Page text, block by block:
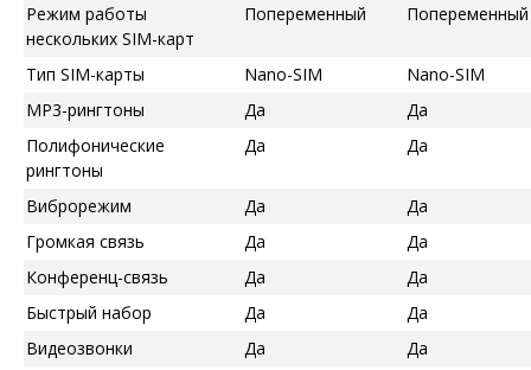
Режим работы
нескольких SIM-карт
Попеременный Попеременный
Тип SIM-карты Nano-SIM
Nano-SIM
MP3-рингтоны
Да
Да
Полифонические
рингтоны
Да Да
Виброрежим Да
Да
Громкая связь
Да
Да
Конференц-связь
Да
Да
Быстрый набор
Да
Да
Видеозвонки
Да
Да